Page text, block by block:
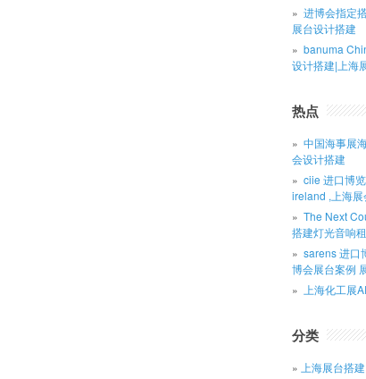
进博会指定
展台设计搭建
banuma
设计搭建|上海
热点
中国海事展
会设计搭建
ciie 进口博
ireland ,上海展
The Next
搭建灯光音响
sarens 进口
博会展台案例
上海化工展
分类
上海展台搭建